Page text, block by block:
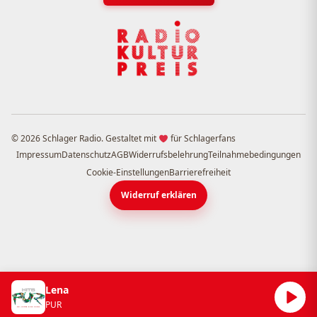
© 2026 Schlager Radio. Gestaltet mit
für Schlagerfans
ImpressumDatenschutzAGBWiderrufsbelehrungTeilnahmebedingungen
Cookie-EinstellungenBarrierefreiheit
Widerruf erklären
Lena
PUR